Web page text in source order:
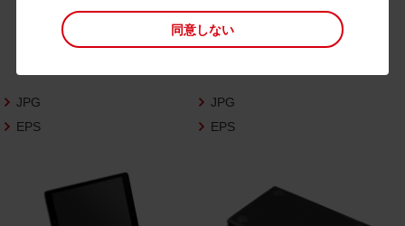
に同意いただいたお客様に限定して、本CA
D図ダウンロードページで公開している当
いいます）の利用を許諾いたします。
お客様が「同意する」ボタンをクリックされ
た場合、商品写真データ利用規約及びCAD
みなされます。
なお、商品写真データ利用規約及びCAD図
データ利用規約の記載事項は予告なく変更
同意しない
JPG
EPS
JPG
EPS